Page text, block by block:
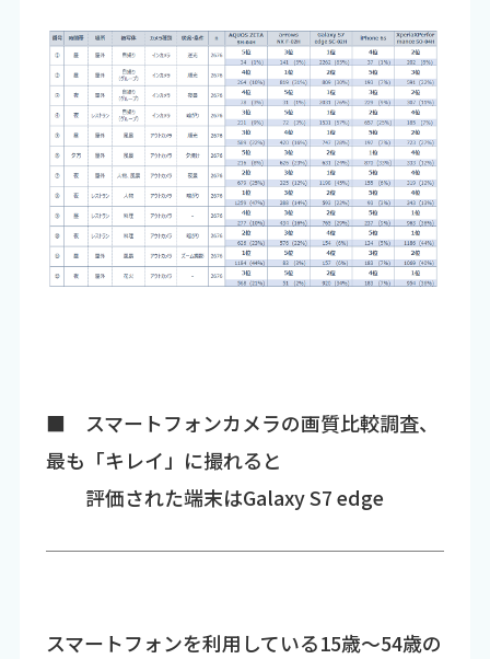
■ スマートフォンカメラの画質比較調査、
最も「キレイ」に撮れると
評価された端末はGalaxy S7 edge
スマートフォンを利用している15歳～54歳の